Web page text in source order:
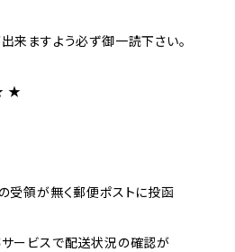
来ますよう必ず御一読下さい。
★
受領が無く郵便ポストに投函
ービスで配送状況の確認が